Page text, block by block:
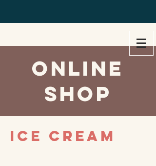
​online
shop
ice cream